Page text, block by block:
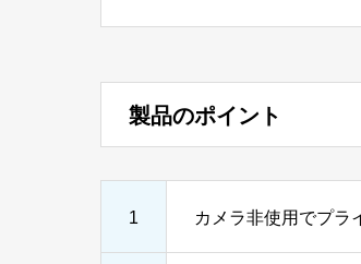
製品のポイント
1 カメラ非使用でプラ